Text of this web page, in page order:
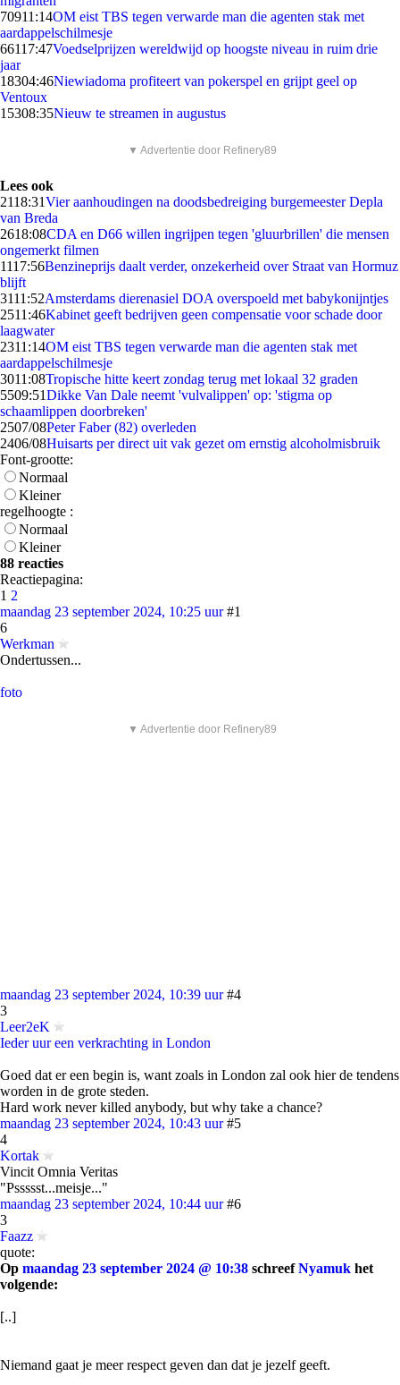
70911:14OM eist TBS tegen verwarde man die agenten stak met
aardappelschilmesje
66117:47Voedselprijzen wereldwijd op hoogste niveau in ruim drie
jaar
18304:46Niewiadoma profiteert van pokerspel en grijpt geel op
Ventoux
15308:35Nieuw te streamen in augustus
▼ Advertentie door Refinery89
Lees ook
2118:31Vier aanhoudingen na doodsbedreiging burgemeester Depla
van Breda
2618:08CDA en D66 willen ingrijpen tegen 'gluurbrillen' die mensen
ongemerkt filmen
1117:56Benzineprijs daalt verder, onzekerheid over Straat van Hormuz
blijft
3111:52Amsterdams dierenasiel DOA overspoeld met babykonijntjes
2511:46Kabinet geeft bedrijven geen compensatie voor schade door
laagwater
2311:14OM eist TBS tegen verwarde man die agenten stak met
aardappelschilmesje
3011:08Tropische hitte keert zondag terug met lokaal 32 graden
5509:51Dikke Van Dale neemt 'vulvalippen' op: 'stigma op
schaamlippen doorbreken'
2507/08Peter Faber (82) overleden
2406/08Huisarts per direct uit vak gezet om ernstig alcoholmisbruik
Font-grootte:
Normaal
Kleiner
regelhoogte :
Normaal
Kleiner
88 reacties
Reactiepagina:
1 2
maandag 23 september 2024, 10:25 uur #1
6
Werkman
Ondertussen...
foto
▼ Advertentie door Refinery89
maandag 23 september 2024, 10:39 uur #4
3
Leer2eK
Ieder uur een verkrachting in London
Goed dat er een begin is, want zoals in London zal ook hier de tendens
worden in de grote steden.
Hard work never killed anybody, but why take a chance?
maandag 23 september 2024, 10:43 uur #5
4
Kortak
Vincit Omnia Veritas
"Pssssst...meisje..."
maandag 23 september 2024, 10:44 uur #6
3
Faazz
quote:
Op maandag 23 september 2024 @ 10:38 schreefNyamuk het
volgende:
[..]
Niemand gaat je meer respect geven dan dat je jezelf geeft.